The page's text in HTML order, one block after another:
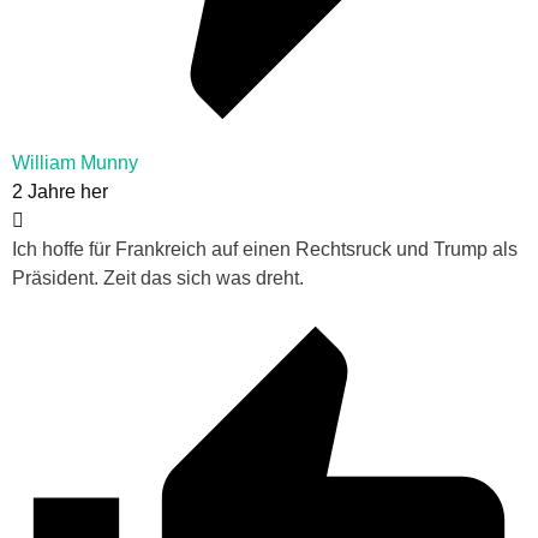
William Munny
2 Jahre her
Ich hoffe für Frankreich auf einen Rechtsruck und Trump als
Präsident. Zeit das sich was dreht.